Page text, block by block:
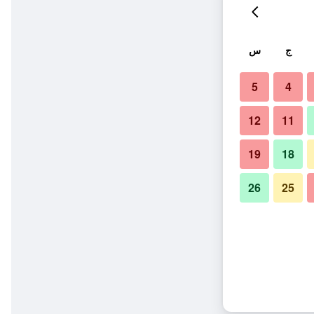
ج س
4
5
11
12
18
19
25
26